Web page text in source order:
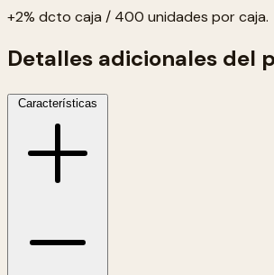
+2% dcto caja / 400 unidades por caja.
Detalles adicionales del
Características